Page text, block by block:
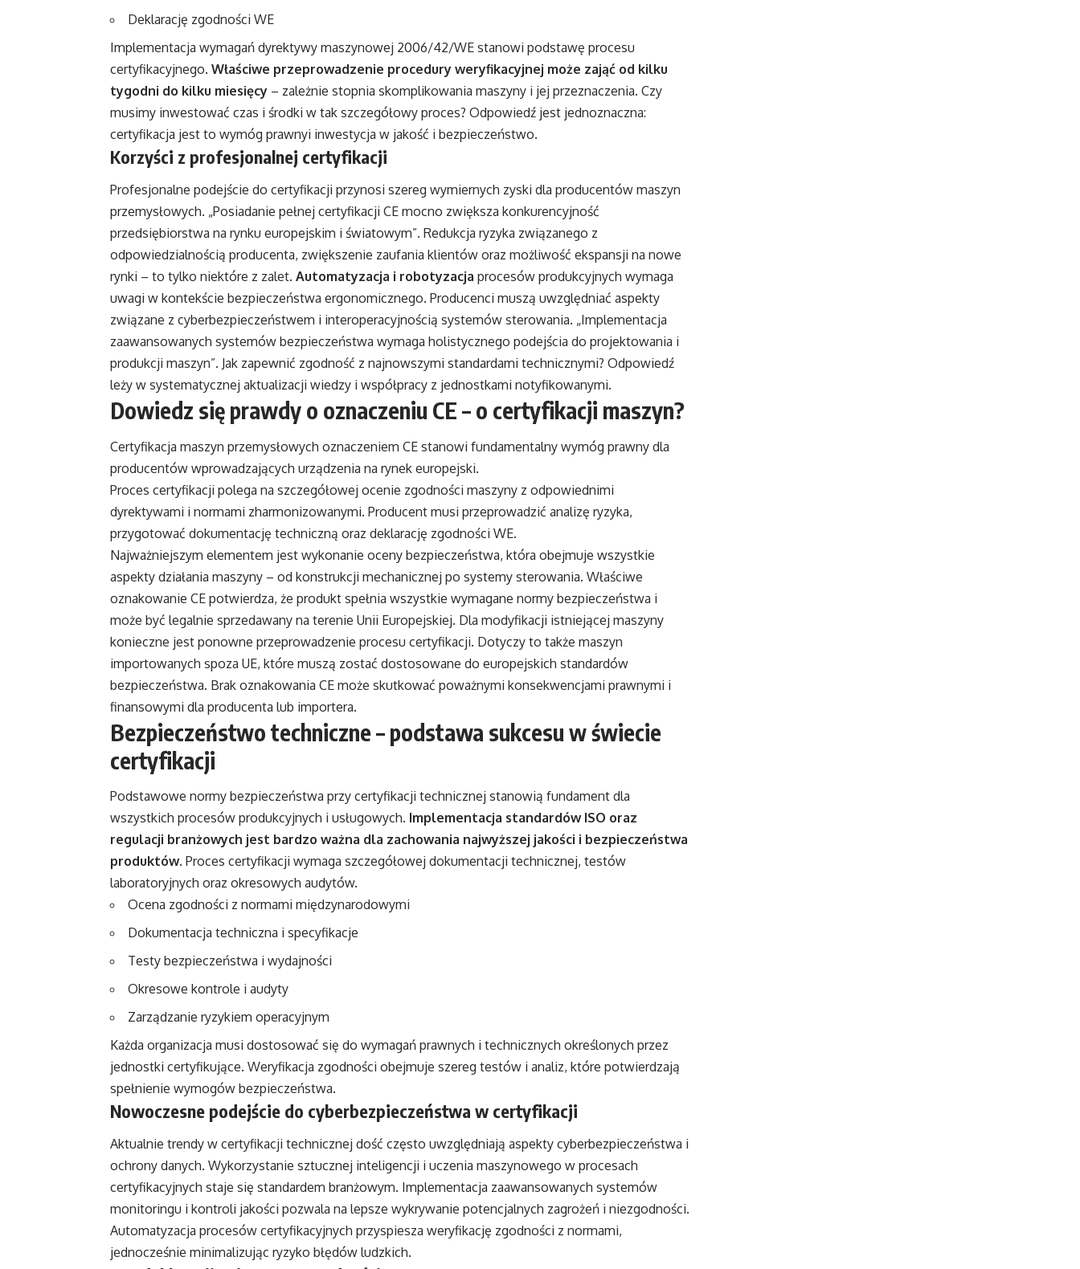
Deklarację zgodności WE
Implementacja wymagań dyrektywy maszynowej 2006/42/WE stanowi podstawę procesu
certyfikacyjnego. Właściwe przeprowadzenie procedury weryfikacyjnej może zająć od kilku
tygodni do kilku miesięcy – zależnie stopnia skomplikowania maszyny i jej przeznaczenia. Czy
musimy inwestować czas i środki w tak szczegółowy proces? Odpowiedź jest jednoznaczna:
certyfikacja jest to wymóg prawnyi inwestycja w jakość i bezpieczeństwo.
Korzyści z profesjonalnej certyfikacji
Profesjonalne podejście do certyfikacji przynosi szereg wymiernych zyski dla producentów maszyn
przemysłowych. „Posiadanie pełnej certyfikacji CE mocno zwiększa konkurencyjność
przedsiębiorstwa na rynku europejskim i światowym”. Redukcja ryzyka związanego z
odpowiedzialnością producenta, zwiększenie zaufania klientów oraz możliwość ekspansji na nowe
rynki – to tylko niektóre z zalet. Automatyzacja i robotyzacja procesów produkcyjnych wymaga
uwagi w kontekście bezpieczeństwa ergonomicznego. Producenci muszą uwzględniać aspekty
związane z cyberbezpieczeństwem i interoperacyjnością systemów sterowania. „Implementacja
zaawansowanych systemów bezpieczeństwa wymaga holistycznego podejścia do projektowania i
produkcji maszyn”. Jak zapewnić zgodność z najnowszymi standardami technicznymi? Odpowiedź
leży w systematycznej aktualizacji wiedzy i współpracy z jednostkami notyfikowanymi.
Dowiedz się prawdy o oznaczeniu CE – o certyfikacji maszyn?
Certyfikacja maszyn przemysłowych oznaczeniem CE stanowi fundamentalny wymóg prawny dla
producentów wprowadzających urządzenia na rynek europejski.
Proces certyfikacji polega na szczegółowej ocenie zgodności maszyny z odpowiednimi
dyrektywami i normami zharmonizowanymi. Producent musi przeprowadzić analizę ryzyka,
przygotować dokumentację techniczną oraz deklarację zgodności WE.
Najważniejszym elementem jest wykonanie oceny bezpieczeństwa, która obejmuje wszystkie
aspekty działania maszyny – od konstrukcji mechanicznej po systemy sterowania. Właściwe
oznakowanie CE potwierdza, że produkt spełnia wszystkie wymagane normy bezpieczeństwa i
może być legalnie sprzedawany na terenie Unii Europejskiej. Dla modyfikacji istniejącej maszyny
konieczne jest ponowne przeprowadzenie procesu certyfikacji. Dotyczy to także maszyn
importowanych spoza UE, które muszą zostać dostosowane do europejskich standardów
bezpieczeństwa. Brak oznakowania CE może skutkować poważnymi konsekwencjami prawnymi i
finansowymi dla producenta lub importera.
Bezpieczeństwo techniczne – podstawa sukcesu w świecie
certyfikacji
Podstawowe normy bezpieczeństwa przy certyfikacji technicznej stanowią fundament dla
wszystkich procesów produkcyjnych i usługowych. Implementacja standardów ISO oraz
regulacji branżowych jest bardzo ważna dla zachowania najwyższej jakości i bezpieczeństwa
produktów. Proces certyfikacji wymaga szczegółowej dokumentacji technicznej, testów
laboratoryjnych oraz okresowych audytów.
Ocena zgodności z normami międzynarodowymi
Dokumentacja techniczna i specyfikacje
Testy bezpieczeństwa i wydajności
Okresowe kontrole i audyty
Zarządzanie ryzykiem operacyjnym
Każda organizacja musi dostosować się do wymagań prawnych i technicznych określonych przez
jednostki certyfikujące. Weryfikacja zgodności obejmuje szereg testów i analiz, które potwierdzają
spełnienie wymogów bezpieczeństwa.
Nowoczesne podejście do cyberbezpieczeństwa w certyfikacji
Aktualnie trendy w certyfikacji technicznej dość często uwzględniają aspekty cyberbezpieczeństwa i
ochrony danych. Wykorzystanie sztucznej inteligencji i uczenia maszynowego w procesach
certyfikacyjnych staje się standardem branżowym. Implementacja zaawansowanych systemów
monitoringu i kontroli jakości pozwala na lepsze wykrywanie potencjalnych zagrożeń i niezgodności.
Automatyzacja procesów certyfikacyjnych przyspiesza weryfikację zgodności z normami,
jednocześnie minimalizując ryzyko błędów ludzkich.